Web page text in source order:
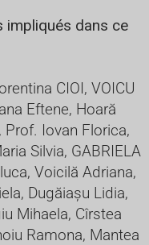
impliqués dans ce
CIOI, VOICU
Eftene, Hoară
Prof. Iovan Florica,
Silvia, GABRIELA
Voicilă Adriana,
Dugăiașu Lidia,
Mihaela, Cîrstea
Ramona, Mantea